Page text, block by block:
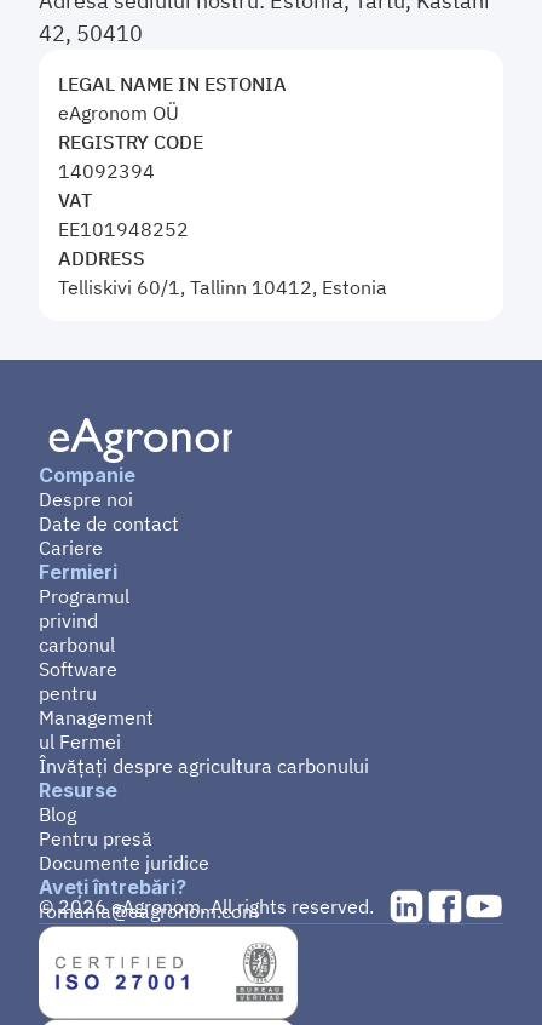
42, 50410
LEGAL NAME IN ESTONIA
eAgronom OÜ
REGISTRY CODE
14092394
VAT
EE101948252
ADDRESS
Telliskivi 60/1, Tallinn 10412, Estonia
Companie
Despre noi
Date de contact
Cariere
Fermieri
Programul
privind
carbonul
Software
pentru
Management
ul Fermei
Învățați despre agricultura carbonului
Resurse
Blog
Pentru presă
Documente juridice
Aveți întrebări?
romania@eagronom.com
© 2026 eAgronom. All rights reserved.